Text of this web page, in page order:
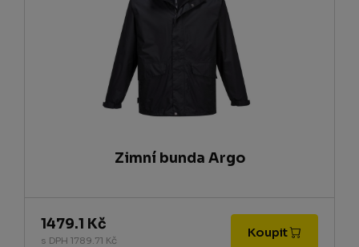
Zimní bunda Argo
1479.1 Kč
s DPH 1789.71 Kč
Koupit